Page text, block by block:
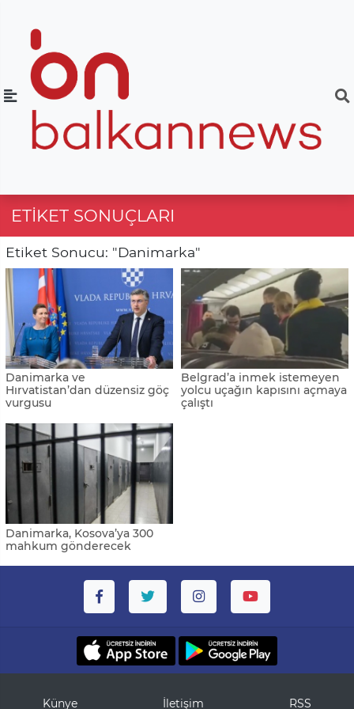
ETIKET SONUÇLARI
Etiket Sonucu: "Danimarka"
Danimarka ve
Hırvatistan’dan düzensiz göç
vurgusu
Belgrad’a inmek istemeyen
yolcu uçağın kapısını açmaya
çalıştı
Danimarka, Kosova’ya 300
mahkum gönderecek
Künye İletişim RSS